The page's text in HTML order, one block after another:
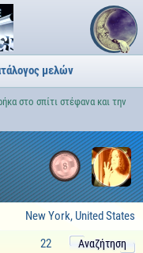
μελών
στο σπίτι στέφανα και την
8
New York, United States
22 Αναζήτηση